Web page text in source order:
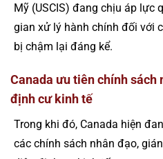
Mỹ (USCIS) đang chịu áp lực
gian xử lý hành chính đối với
bị chậm lại đáng kể.
Canada ưu tiên chính sách
định cư kinh tế
Trong khi đó, Canada hiện
các chính sách nhân đạo,